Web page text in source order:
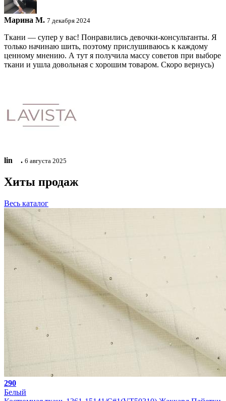
Марина М. 7 декабря 2024
Ткани — супер у вас! Понравились девочки-консультанты. Я
только начинаю шить, поэтому прислушиваюсь к каждому
ценному мнению. А тут я получила массу советов при выборе
ткани и ушла довольная с хорошим товаром. Скоро вернусь)
lin ⠀. 6 августа 2025
Хиты продаж
Весь каталог
290
Белый